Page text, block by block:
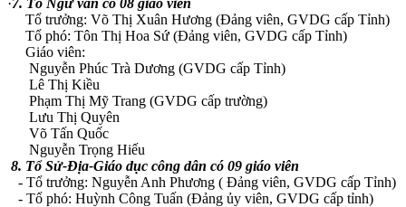
Tổ trưởng: Võ Thị Xuân Hương (Đảng viên, GVDG cấp Tỉnh)
Tổ phó: Tôn Thị Hoa Sứ (Đảng viên, GVDG cấp Tỉnh)
Giáo viên:
Nguyễn Phúc Trà Dương (GVDG cấp Tỉnh)
Lê Thị Kiều
Phạm Thị Mỹ Trang (GVDG cấp trường)
Lưu Thị Quyên
Võ Tấn Quốc
Nguyễn Trọng Hiếu
8. Tổ Sử-Địa-Giáo dục công dân có 09 giáo viên
- Tổ trưởng: Nguyễn Anh Phương ( Đảng viên, GVDG cấp Tỉnh)
- Tổ phó: Huỳnh Công Tuấn (Đảng ủy viên, GVDG cấp tỉnh)